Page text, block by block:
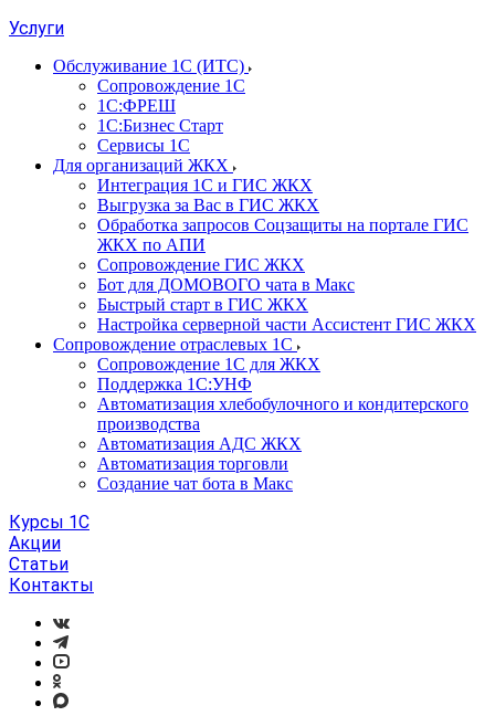
Услуги
Обслуживание 1С (ИТС)
Сопровождение 1С
1С:ФРЕШ
1С:Бизнес Старт
Сервисы 1С
Для организаций ЖКХ
Интеграция 1С и ГИС ЖКХ
Выгрузка за Вас в ГИС ЖКХ
Обработка запросов Соцзащиты на портале ГИС
ЖКХ по АПИ
Сопровождение ГИС ЖКХ
Бот для ДОМОВОГО чата в Макс
Быстрый старт в ГИС ЖКХ
Настройка серверной части Ассистент ГИС ЖКХ
Сопровождение отраслевых 1С
Сопровождение 1С для ЖКХ
Поддержка 1С:УНФ
Автоматизация хлебобулочного и кондитерского
производства
Автоматизация АДС ЖКХ
Автоматизация торговли
Создание чат бота в Макс
Курсы 1С
Акции
Статьи
Контакты